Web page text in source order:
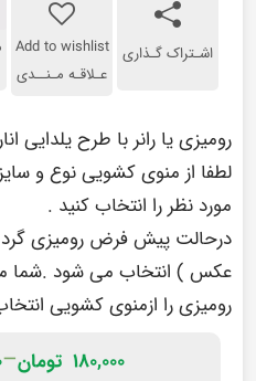
اشـتراک گـذاری Add to wishlist
عـلاقـه مـنــدی
رومیزی یا رانر با طرح یلدایی
لطفا از منوی کشویی نوع و
مورد نظر را انتخاب کنید .
عکس ) انتخاب می شود .شما
رومیزی را ازمنوی کشویی
۱۸۰,۰۰۰ تومان–